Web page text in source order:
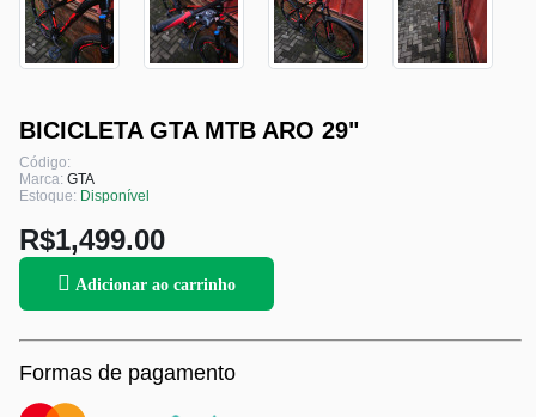
BICICLETA GTA MTB ARO 29"
Código:
Marca: GTA
Estoque: Disponível
R$1,499.00
Adicionar ao carrinho
Formas de pagamento